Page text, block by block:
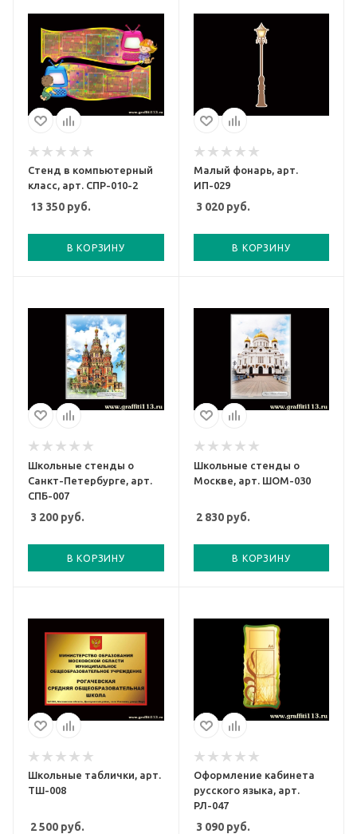
Стенд в компьютерный
класс, арт. СПР-010-2
13 350 руб.
В КОРЗИНУ
Малый фонарь, арт.
ИП-029
3 020руб.
В КОРЗИНУ
Школьные стенды о
Санкт-Петербурге, арт.
СПБ-007
3 200 руб.
В КОРЗИНУ
Школьные стенды о
Москве, арт. ШОМ-030
2 830руб.
В КОРЗИНУ
Школьные таблички, арт.
ТШ-008
2 500 руб.
Оформление кабинета
русского языка, арт.
РЛ-047
3 090руб.